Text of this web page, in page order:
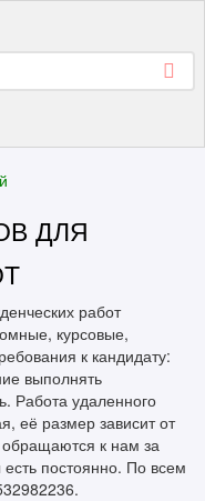
ДЛЯ
работ
курсовые,
к кандидату:
выполнять
Работа удаленного
её размер зависит от
к нам за
постоянно. По всем